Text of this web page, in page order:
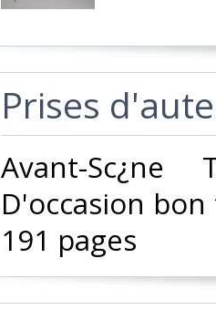
‎Prises
‎Avant-Sc¿ne
D'occasion
191 pages ‎